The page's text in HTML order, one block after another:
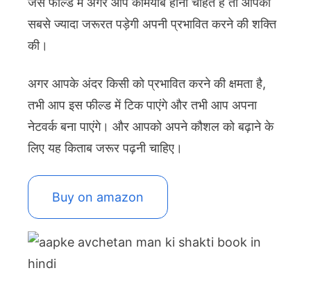
सबसे ज्यादा जरूरत पड़ेगी अपनी प्रभावित करने की शक्ति
की।
अगर आपके अंदर किसी को प्रभावित करने की क्षमता है,
तभी आप इस फील्ड में टिक पाएंगे और तभी आप अपना
नेटवर्क बना पाएंगे। और आपको अपने कौशल को बढ़ाने के
लिए यह किताब जरूर पढ़नी चाहिए।
Buy on amazon